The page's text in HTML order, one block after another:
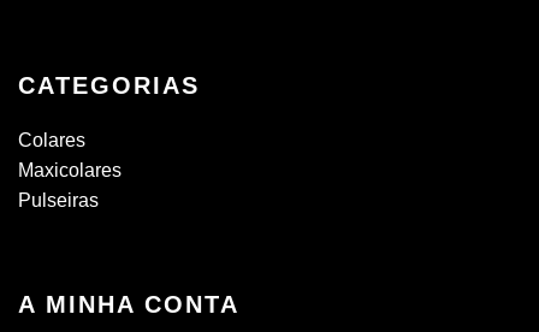
CATEGORIAS
Colares
Maxicolares
Pulseiras
A MINHA CONTA